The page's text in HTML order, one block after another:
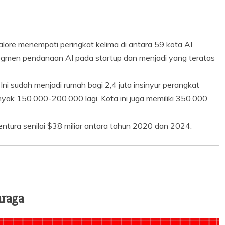
menempati peringkat kelima di antara 59 kota AI
pendanaan AI pada startup dan menjadi yang teratas
sudah menjadi rumah bagi 2,4 juta insinyur perangkat
150.000-200.000 lagi. Kota ini juga memiliki 350.000
senilai $38 miliar antara tahun 2020 dan 2024.